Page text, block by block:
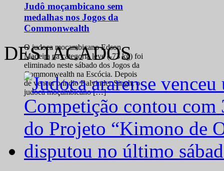
Judô moçambicano sem
medalhas nos Jogos da
Commonwealth
O judoca moçambicano Edson
Madeira na categoria leve (-73 kg) foi
eliminado neste sábado dos Jogos da
Commonwealth na Escócia. Depois
de vencer o índio Balvinder Singh, o
judoca moçambicano […]
DESTACADOS